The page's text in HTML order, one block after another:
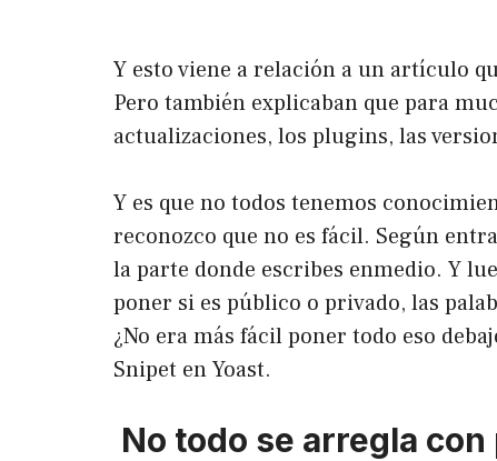
Y esto viene a relación a un artículo
Pero también explicaban que para
actualizaciones, los plugins, las
Y es que no todos tenemos
reconozco que no es fácil. Según
la parte donde escribes enmedio. Y
poner si es público o privado, las
¿No era más fácil poner todo eso
Snipet enYoast.
No todo se arregla